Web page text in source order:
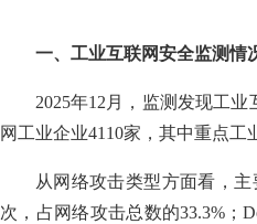
一、工业互联网安全监测情
2025年12月，监测发现工
网工业企业4110家，其中重点工
从网络攻击类型方面看，
次，占网络攻击总数的33.3%；